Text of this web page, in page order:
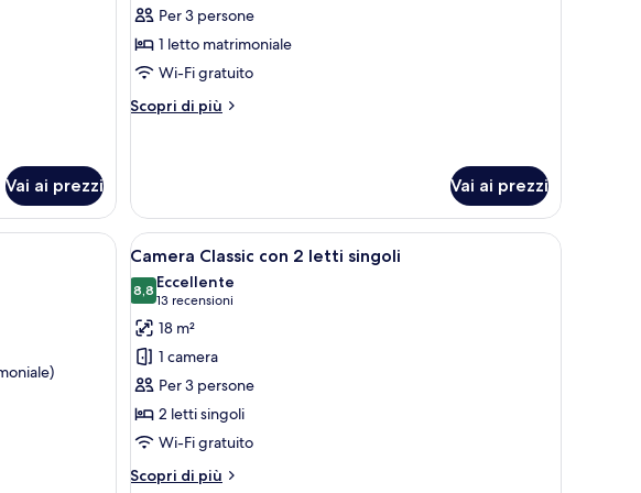
Vai ai prezzi
Doppia
Classic
Per 3 persone
1 letto matrimoniale
Wi-Fi gratuito
Scopri di più
Altri
Vai ai prezzi
moderna con un divano bianco, un tavolo da pranzo con sedie, una TV a parete e un
Apri
tutte
le
foto
per
Camera
Classic
con
2
letti
Una camera d'albergo con due letti, una
4
Camera Classic con 2 letti singoli
8,88,8 su 10
Eccellente
13 recensioni
(13
recensioni)
18 m²
1 camera
Per 3 persone
2 letti singoli
Wi-Fi gratuito
Scopri di più
Altri